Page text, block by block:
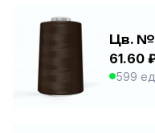
Цв. №
61.60
599